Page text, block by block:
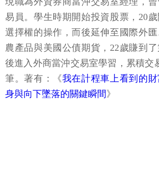
易員。學生時期開始投資股票，20
選擇權的操作，而後延伸至國際外匯
農產品與美國公債期貨，22歲賺到
後進入外商當沖交易室學習，累積交
筆。著有：《我在計程車上看到的
身與向下墜落的關鍵瞬間 》